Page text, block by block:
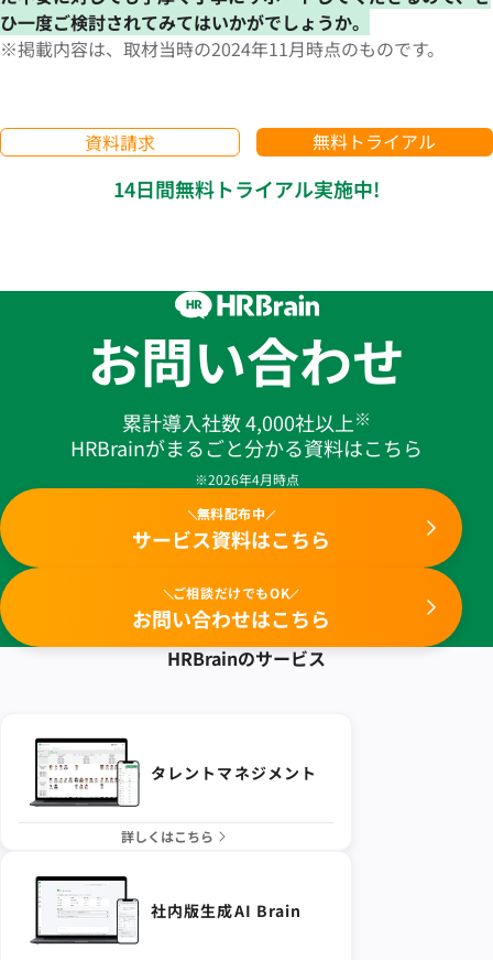
ひ一度ご検討されてみてはいかがでしょうか。
※掲載内容は、取材当時の2024年11月時点のものです。
資料請求 無料トライアル
14日間無料トライアル実施中!
お問い合わせ
累計導入社数 4,000社以上※
HRBrainがまるごと分かる資料はこちら
※2026年4月時点
無料配布中
サービス資料はこちら
ご相談だけでもOK
お問い合わせはこちら
HRBrainのサービス
タレントマネジメント
詳しくはこちら
社内版生成AI Brain